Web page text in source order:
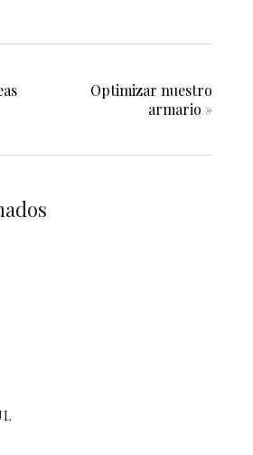
Optimizar nuestro
armario »